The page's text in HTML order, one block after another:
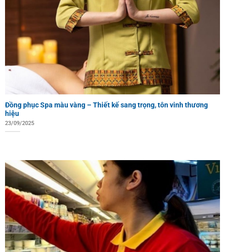
Đồng phục Spa màu vàng – Thiết kế sang trọng, tôn vinh thương
hiệu
23/09/2025